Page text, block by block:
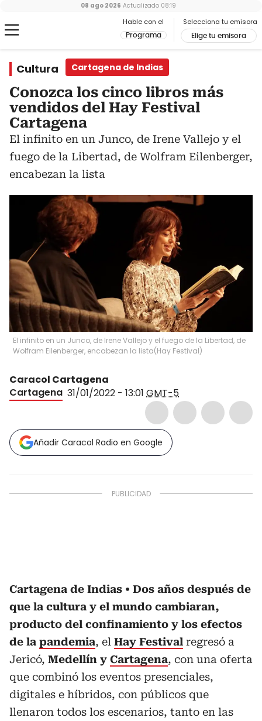
Hable con el
Programa
Selecciona tu emisora
Elige tu emisora
08 ago 2026 Actualizado 08:19
Cultura Cartagena de Indias
Conozca los cinco libros más
vendidos del Hay Festival
Cartagena
El infinito en un Junco, de Irene Vallejo y el
fuego de la Libertad, de Wolfram Eilenberger,
encabezan la lista
El infinito en un Junco, de Irene Vallejo y el fuego de la Libertad, de
Wolfram Eilenberger, encabezan la lista(Hay Festival)
Caracol Cartagena
Cartagena 31/01/2022 - 13:01 GMT-5
Añadir Caracol Radio en Google
Cartagena de Indias
Dos años después de
que la cultura y el mundo cambiaran,
producto del confinamiento y los efectos
de la pandemia, el Hay Festival regresó a
Jericó, Medellín y Cartagena, con una oferta
que combinó los eventos presenciales,
digitales e híbridos, con públicos que
llenaron todos los escenarios, tanto en las